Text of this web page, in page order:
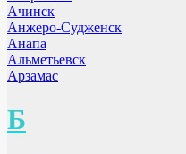
Ачинск
Анжеро-Судженск
Анапа
Альметьевск
Арзамас
Б